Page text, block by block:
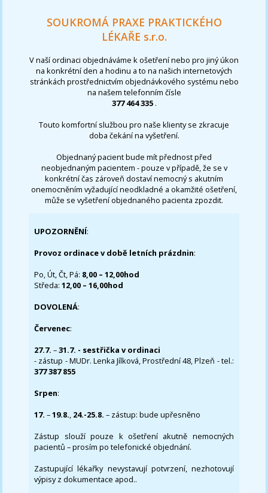
SOUKROMÁ PRAXE PRAKTICKÉHO
LÉKAŘE s.r.o.
V naší ordinaci objednáváme k ošetření nebo pro jiný úkon
na konkrétní den a hodinu a to na našich internetových
stránkách prostřednictvím objednávkového systému nebo
na našem telefonním čísle
377 464 335 .
Touto komfortní službou pro naše klienty se zkracuje
doba čekání na vyšetření.
Objednaný pacient bude mít přednost před
neobjednaným pacientem - pouze v případě, že se v
konkrétní čas zároveň dostaví nemocný s akutním
onemocněním vyžadující neodkladné a okamžité ošetření,
může se vyšetření objednaného pacienta zpozdit.
UPOZORNĚNÍ:
Provoz ordinace v době letních prázdnin:
Po, Út, Čt, Pá: 8,00 – 12,00hod
Středa:12,00 – 16,00hod
DOVOLENÁ:
Červenec:
27.7.–31.7. - sestřička v ordinaci
- zástup - MUDr. Lenka Jílková, Prostřední 48, Plzeň - tel.:
377 387 855
Srpen:
17. –19.8., 24.-25.8. – zástup: bude upřesněno
Zástup slouží pouze k ošetření akutně nemocných
pacientů – prosím po telefonické objednání.
Zastupující lékařky nevystavují potvrzení, nezhotovují
výpisy z dokumentace apod..